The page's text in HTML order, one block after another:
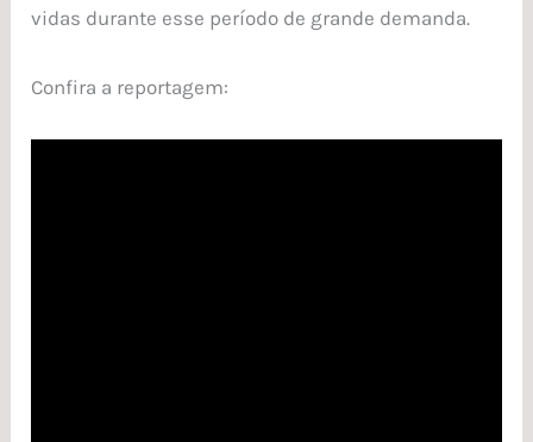
vidas durante esse período de grande demanda.
Confira a reportagem: